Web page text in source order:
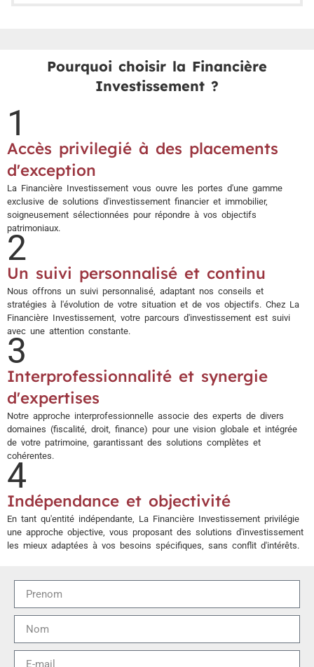
Pourquoi choisir la Financière
Investissement ?
1
Accès privilegié à des placements
d'exception
La Financière Investissement vous ouvre les portes d'une gamme
exclusive de solutions d'investissement financier et immobilier,
soigneusement sélectionnées pour répondre à vos objectifs
patrimoniaux.
2
Un suivi personnalisé et continu
Nous offrons un suivi personnalisé, adaptant nos conseils et
stratégies à l'évolution de votre situation et de vos objectifs. Chez La
Financière Investissement, votre parcours d'investissement est suivi
avec une attention constante.
3
Interprofessionnalité et synergie
d'expertises
Notre approche interprofessionnelle associe des experts de divers
domaines (fiscalité, droit, finance) pour une vision globale et intégrée
de votre patrimoine, garantissant des solutions complètes et
cohérentes.
4
Indépendance et objectivité
En tant qu'entité indépendante, La Financière Investissement privilégie
une approche objective, vous proposant des solutions d'investissement
les mieux adaptées à vos besoins spécifiques, sans conflit d'intérêts.